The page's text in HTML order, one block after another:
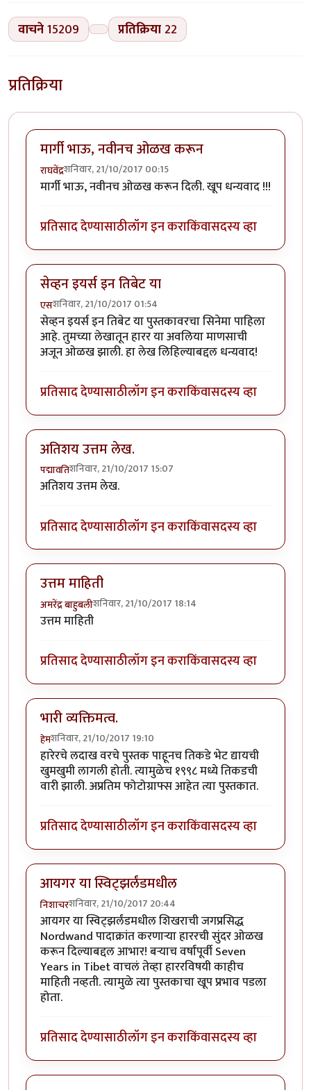
वाचने15209 प्रतिक्रिया 22
प्रतिक्रिया
मार्गी भाऊ, नवीनच ओळख करून
राघवेंद्रशनिवार, 21/10/2017 00:15
मार्गी भाऊ, नवीनच ओळख करून दिली. खूप धन्यवाद !!!
प्रतिसाद देण्यासाठीलॉग इन कराकिंवासदस्य व्हा
सेव्हन इयर्स इन तिबेट या
एसशनिवार, 21/10/2017 01:54
सेव्हन इयर्स इन तिबेट या पुस्तकावरचा सिनेमा पाहिला
आहे. तुमच्या लेखातून हारर या अवलिया माणसाची
अजून ओळख झाली. हा लेख लिहिल्याबद्दल धन्यवाद!
प्रतिसाद देण्यासाठीलॉग इन कराकिंवासदस्य व्हा
अतिशय उत्तम लेख.
पद्मावतिशनिवार, 21/10/2017 15:07
अतिशय उत्तम लेख.
प्रतिसाद देण्यासाठीलॉग इन कराकिंवासदस्य व्हा
उत्तम माहिती
अमरेंद्र बाहुबलीशनिवार, 21/10/2017 18:14
उत्तम माहिती
प्रतिसाद देण्यासाठीलॉग इन कराकिंवासदस्य व्हा
भारी व्यक्तिमत्व.
हेमशनिवार, 21/10/2017 19:10
हारेरचे लदाख वरचे पुस्तक पाहूनच तिकडे भेट द्यायची
खुमखुमी लागली होती. त्यामुळेच १९९८ मध्ये तिकडची
वारी झाली. अप्रतिम फोटोग्राफ्स आहेत त्या पुस्तकात.
प्रतिसाद देण्यासाठीलॉग इन कराकिंवासदस्य व्हा
आयगर या स्विट्झर्लंडमधील
निशाचरशनिवार, 21/10/2017 20:44
आयगर या स्विट्झर्लंडमधील शिखराची जगप्रसिद्ध
Nordwand पादाक्रांत करणार्‍या हाररची सुंदर ओळख
करून दिल्याबद्दल आभार! बर्‍याच वर्षांपूर्वी Seven
Years in Tibet वाचलं तेव्हा हाररविषयी काहीच
माहिती नव्हती. त्यामुळे त्या पुस्तकाचा खूप प्रभाव पडला
होता.
प्रतिसाद देण्यासाठीलॉग इन कराकिंवासदस्य व्हा